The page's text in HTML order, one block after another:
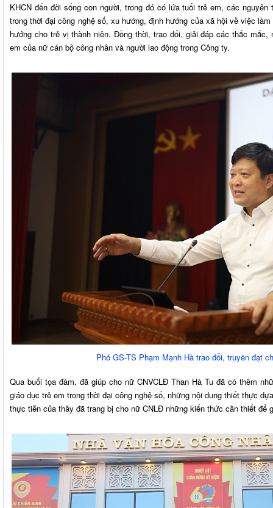
KHCN đến đời sống con người, trong đó có lứa tuổi trẻ em, các
trong thời đại công nghệ số, xu hướng, định hướng của xã hội về việc
hướng cho trẻ vị thành niên. Đồng thời, trao đổi, giải đáp các thắc
em của nữ cán bộ công nhân và người lao động trong Công ty.
Phó GS-TS Phạm Mạnh Hà trao đổi, truyền đạt
Qua buổi tọa đàm, đã giúp cho nữ CNVCLĐ Than Hà Tu đã có thêm
giáo dục trẻ em trong thời đại công nghệ số, những nội dung thiết thực
thực tiễn của thầy đã trang bị cho nữ CNLĐ những kiến thức cần thiết